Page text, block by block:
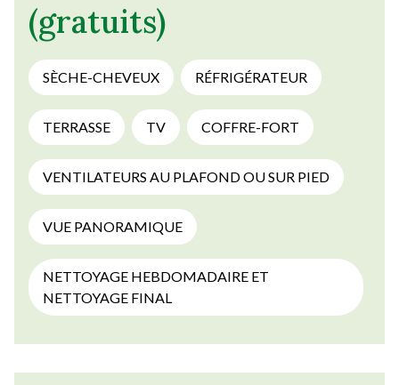
(gratuits)
SÈCHE-CHEVEUX RÉFRIGÉRATEUR
TERRASSE TV COFFRE-FORT
VENTILATEURS AU PLAFOND OU SUR PIED
VUE PANORAMIQUE
NETTOYAGE HEBDOMADAIRE ET
NETTOYAGE FINAL